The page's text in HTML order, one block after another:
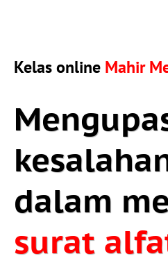
Kelas online Mahir
dalam
surat